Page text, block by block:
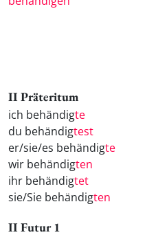
II Präteritum
ich behändigte
du behändigtest
er/sie/es behändigte
wir behändigten
ihr behändigtet
sie/Sie behändigten
II Futur 1